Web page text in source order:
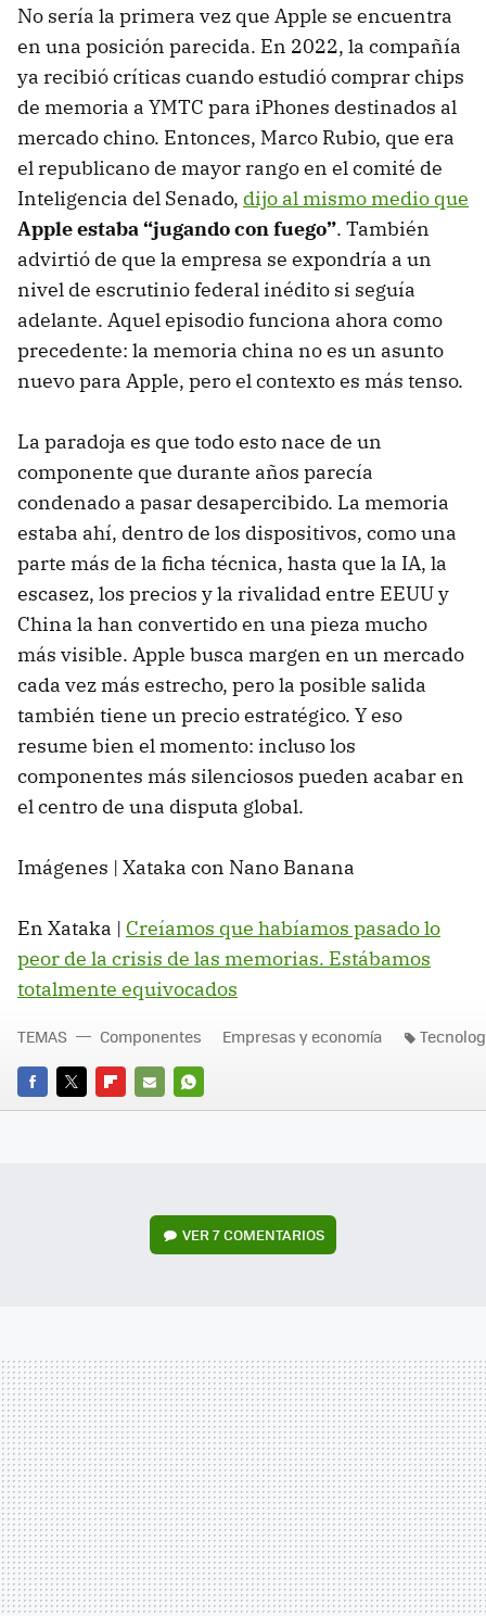
No sería la primera vez que Apple se encuentra
en una posición parecida. En 2022, la compañía
ya recibió críticas cuando estudió comprar chips
de memoria a YMTC para iPhones destinados al
mercado chino. Entonces, Marco Rubio, que era
el republicano de mayor rango en el comité de
Inteligencia del Senado, dijo al mismo medio que
Apple estaba “jugando con fuego”. También
advirtió de que la empresa se expondría a un
nivel de escrutinio federal inédito si seguía
adelante. Aquel episodio funciona ahora como
precedente: la memoria china no es un asunto
nuevo para Apple, pero el contexto es más tenso.
La paradoja es que todo esto nace de un
componente que durante años parecía
condenado a pasar desapercibido. La memoria
estaba ahí, dentro de los dispositivos, como una
parte más de la ficha técnica, hasta que la IA, la
escasez, los precios y la rivalidad entre EEUU y
China la han convertido en una pieza mucho
más visible. Apple busca margen en un mercado
cada vez más estrecho, pero la posible salida
también tiene un precio estratégico. Y eso
resume bien el momento: incluso los
componentes más silenciosos pueden acabar en
el centro de una disputa global.
Imágenes | Xataka con Nano Banana
En Xataka | Creíamos que habíamos pasado lo
peor de la crisis de las memorias. Estábamos
totalmente equivocados
FACEBOOK
TWITTERFLIPBOARD
E-
WHATSAPP
TEMAS Componentes Empresas y economía
VER7 COMENTARIOS